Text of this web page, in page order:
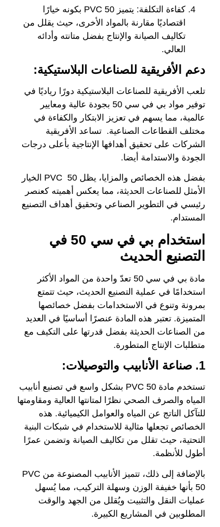
كفاءة التكلفة:
يتميز PVC 50 بكونه خيارًا
اقتصاديًا مقارنة بالمواد الأخرى، حيث يقلل من
تكاليف الصيانة والإنتاج بفضل متانته وأدائه
العالي.
دعم الأفريقية للصناعات البلاستيكية:
تلعب الأفريقية للصناعات البلاستيكية دورًا رياديًا في
توفير مواد بي في سي 50 بجودة عالية ومعايير
عالمية، مما يسهم في تعزيز الابتكار والكفاءة في
مختلف القطاعات الصناعية. تساعد الأفريقية
الشركات على تحقيق أهدافها الإنتاجية بأعلى درجات
الجودة والاستدامة أيضا.
بفضل هذه الخصائص والمزايا، يظل PVC 50
الخيار
الأمثل للصناعات الحديثة، مما يعكس أهميته كعنصر
رئيسي في التطوير الصناعي وتحقيق أهداف التصنيع
المستدام.
استخدام بي في سي 50 في
التصنيع الحديث
مادة بي في سي 50 تعدّ واحدة من المواد الأكثر
استخدامًا في عملية التصنيع الحديث، حيث تتمتع
بمرونة وتنوع في الاستخدامات بفضل خصائصها
المتميزة. تعتبر هذه المادة عنصرًا أساسيًا في العديد
من الصناعات الحديثة بفضل قدرتها على التكيف مع
متطلبات الإنتاج المتطورة.
1. صناعة الأنابيب والتوصيلات:
تستخدم مادة PVC 50 بشكل واسع في تصنيع أنابيب
المياه والصرف الصحي نظرًا لمتانتها العالية ومقاومتها
للتآكل الناتج عن المياه والعوامل الكيميائية. هذه
الخصائص تجعلها مثالية للاستخدام في شبكات البنية
التحتية، حيث تقلل من تكاليف الصيانة وتضمن عمرًا
أطول للأنظمة.
بالإضافة إلى ذلك، تتميز الأنابيب المصنوعة من PVC
50 بأنها خفيفة الوزن وسهلة التركيب، مما يُسهل
عمليات النقل والتثبيت ويُقلل من الجهد والوقت
المطلوبين في المشاريع الكبيرة.